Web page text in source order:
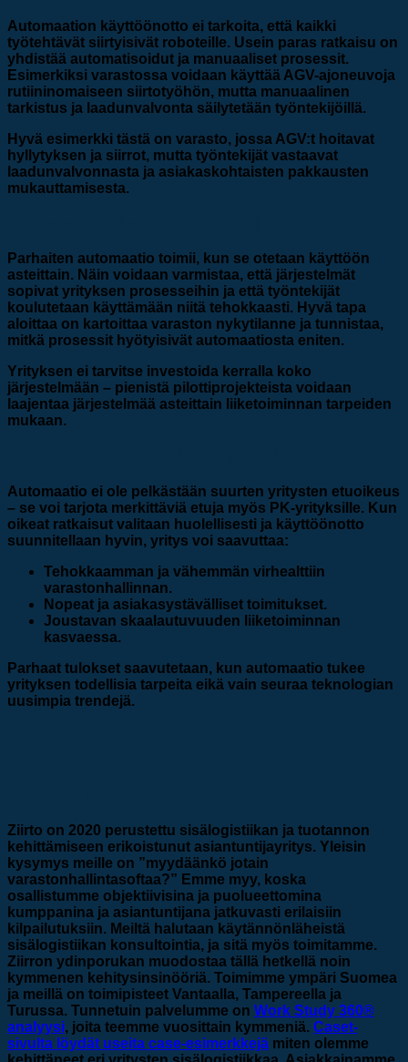
Automaation käyttöönotto ei tarkoita, että kaikki
työtehtävät siirtyisivät roboteille. Usein paras ratkaisu on
yhdistää automatisoidut ja manuaaliset prosessit.
Esimerkiksi varastossa voidaan käyttää AGV-ajoneuvoja
rutiininomaiseen siirtotyöhön, mutta manuaalinen
tarkistus ja laadunvalvonta säilytetään työntekijöillä.
Hyvä esimerkki tästä on varasto, jossa AGV:t hoitavat
hyllytyksen ja siirrot, mutta työntekijät vastaavat
laadunvalvonnasta ja asiakaskohtaisten pakkausten
mukauttamisesta.
Parhaiten automaatio toimii, kun se otetaan käyttöön
asteittain. Näin voidaan varmistaa, että järjestelmät
sopivat yrityksen prosesseihin ja että työntekijät
koulutetaan käyttämään niitä tehokkaasti. Hyvä tapa
aloittaa on kartoittaa varaston nykytilanne ja tunnistaa,
mitkä prosessit hyötyisivät automaatiosta eniten.
Yrityksen ei tarvitse investoida kerralla koko
järjestelmään – pienistä pilottiprojekteista voidaan
laajentaa järjestelmää asteittain liiketoiminnan tarpeiden
mukaan.
Automaatio ei ole pelkästään suurten yritysten etuoikeus
– se voi tarjota merkittäviä etuja myös PK-yrityksille. Kun
oikeat ratkaisut valitaan huolellisesti ja käyttöönotto
suunnitellaan hyvin, yritys voi saavuttaa:
Tehokkaamman ja vähemmän virhealttiin
varastonhallinnan.
Nopeat ja asiakasystävälliset toimitukset.
Joustavan skaalautuvuuden liiketoiminnan
kasvaessa.
Parhaat tulokset saavutetaan, kun automaatio tukee
yrityksen todellisia tarpeita eikä vain seuraa teknologian
uusimpia trendejä.
Ziirto on 2020 perustettu sisälogistiikan ja tuotannon
kehittämiseen erikoistunut asiantuntijayritys. Yleisin
kysymys meille on ”myydäänkö jotain
varastonhallintasoftaa?” Emme myy, koska
osallistumme objektiivisina ja puolueettomina
kumppanina ja asiantuntijana jatkuvasti erilaisiin
kilpailutuksiin. Meiltä halutaan käytännönläheistä
sisälogistiikan konsultointia, ja sitä myös toimitamme.
Ziirron ydinporukan muodostaa tällä hetkellä noin
kymmenen kehitysinsinööriä. Toimimme ympäri Suomea
ja meillä on toimipisteet Vantaalla, Tampereella ja
Turussa. Tunnetuin palvelumme on Work Study 360®
analyysi, joita teemme vuosittain kymmeniä. Caset-
sivulta löydät useita case-esimerkkejä miten olemme